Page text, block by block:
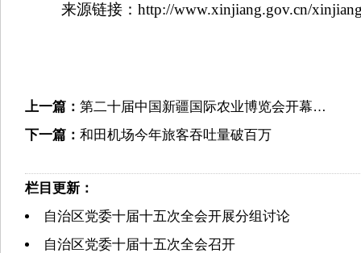
来源链接：http://www.xinjiang.gov.cn/xinjiang/
上一篇： 第二十届中国新疆国际农业博览会开幕…
下一篇： 和田机场今年旅客吞吐量破百万
栏目更新：
自治区党委十届十五次全会开展分组讨论
自治区党委十届十五次全会召开